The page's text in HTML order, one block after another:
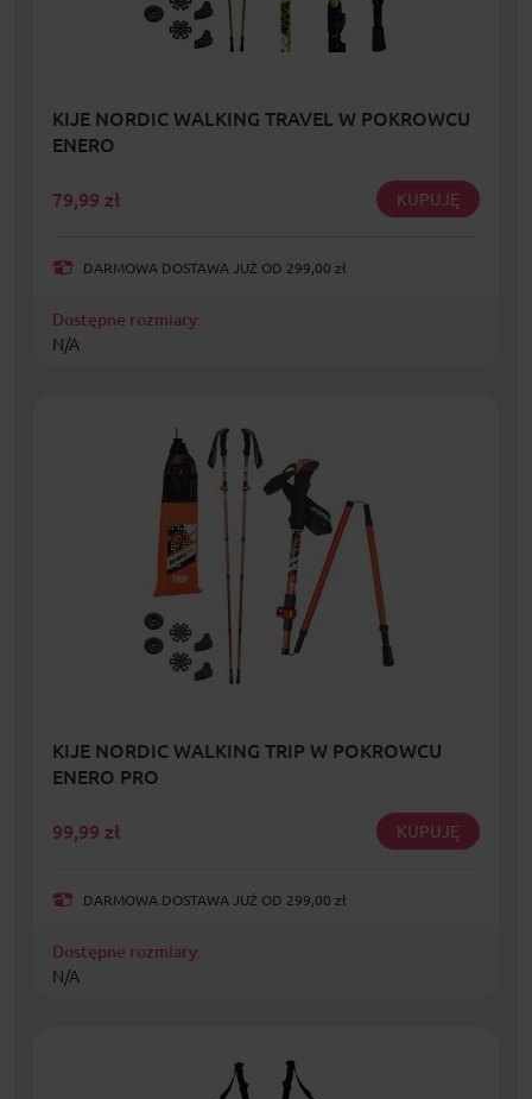
KIJE NORDIC WALKING TRAVEL W POKROWCU
ENERO
79,99 zł KUPUJĘ
DARMOWA DOSTAWA JUŻ OD 299,00 zł
Dostępne rozmiary:
N/A
KIJE NORDIC WALKING TRIP W POKROWCU
ENERO PRO
99,99 zł KUPUJĘ
DARMOWA DOSTAWA JUŻ OD 299,00 zł
Dostępne rozmiary:
N/A